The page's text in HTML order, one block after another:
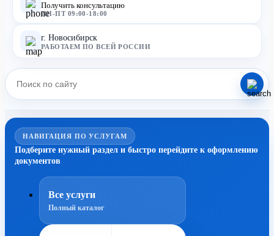
Получить консультацию
ПН-ПТ 09:00-18:00
г. Новосибирск
РАБОТАЕМ ПО ВСЕЙ РОССИИ
НАВИГАЦИЯ ПО УСЛУГАМ
Подберите нужный раздел и быстро перейдите к оформлению
документов
Все услуги
Полный каталог